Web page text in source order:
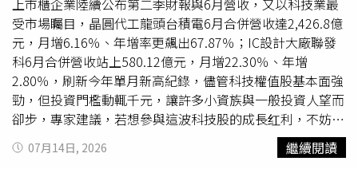
電（3.9%）、新興（3.8%）、國巨（3.4%）、智邦
（3.4%）、奇鋐（3.3%）、緯穎（3.2%）以及台耀
（2.9%）。不僅分散風險，且第一大持股控制在 10% 以
下，避免資金過度集中。最後，Lynn也提醒投資人，可以趁
著股市盤整進場，目前00407A的價格已低於發行價10元，
尤其對於長期投資、分批布局的人來說，現在的價格值得納
入觀察，是一個可以布局的機會。※免責聲明：文中所提之
個股、基金內容僅供參考，並非投資建議，投資人應獨立判
上市櫃企業陸續公布第二季財報與6月營收，又以科技業最
受市場矚目，晶圓代工龍頭台積電6月合併營收達2,426.8億
元，月增6.16％、年增率更飆出67.87％；IC設計大廠聯發
科6月合併營收站上580.12億元，月增22.30％、年增
2.80％，刷新今年單月新高紀錄，儘管科技權值股基本面強
勁，但投資門檻動輒千元，讓許多小資族與一般投資人望而
卻步，專家建議，若想參與這波科技股的成長红利，不妨選
擇含有科技類股的ETF，除了市值型ETF之外，主動型商品
也很熱門，例如00407A
一張約一萬元即可入手，是一項親
07月14日, 2026 繼續閱讀